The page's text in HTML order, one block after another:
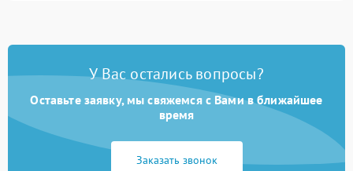
четырехходового клапана
Подробнее →
вентилятора
1500 ₽ Подробнее →
1000 ₽ Подробнее →
У Вас остались вопросы?
Оставьте заявку, мы свяжемся с Вами в ближайшее
время
Заказать звонок